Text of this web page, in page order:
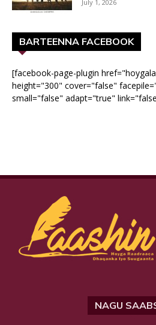
July 1, 2026
BARTEENNA FACEBOOK
[facebook-page-plugin
height="300" cover="false"
small="false" adapt="true"
NAGU